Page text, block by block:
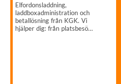
Elfordonsladdning,
laddboxadministration och
betallösning från KGK. Vi
hjälper dig: från platsbesök